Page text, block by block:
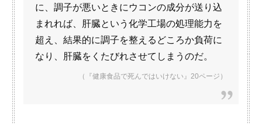
に、調子が悪いときにウコンの成分が送り込
まれれば、肝臓という化学工場の処理能力を
超え、結果的に調子を整えるどころか負荷に
なり、肝臓をくたびれさせてしまうのだ。
（『健康食品で死んではいけない』20ページ）